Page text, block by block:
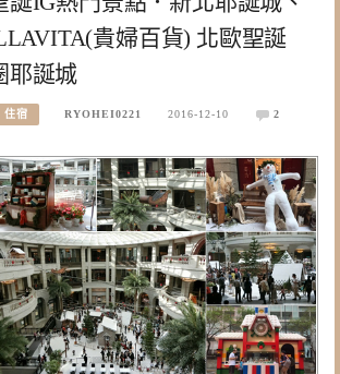
貴婦百貨) 北歐聖誕
耶誕城
住宿 RYOHEI0221 2016-12-10 2